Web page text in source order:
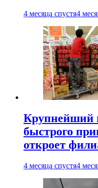
4 месяца спустя4
Крупнейший
быстрого
откроет
4 месяца спустя4